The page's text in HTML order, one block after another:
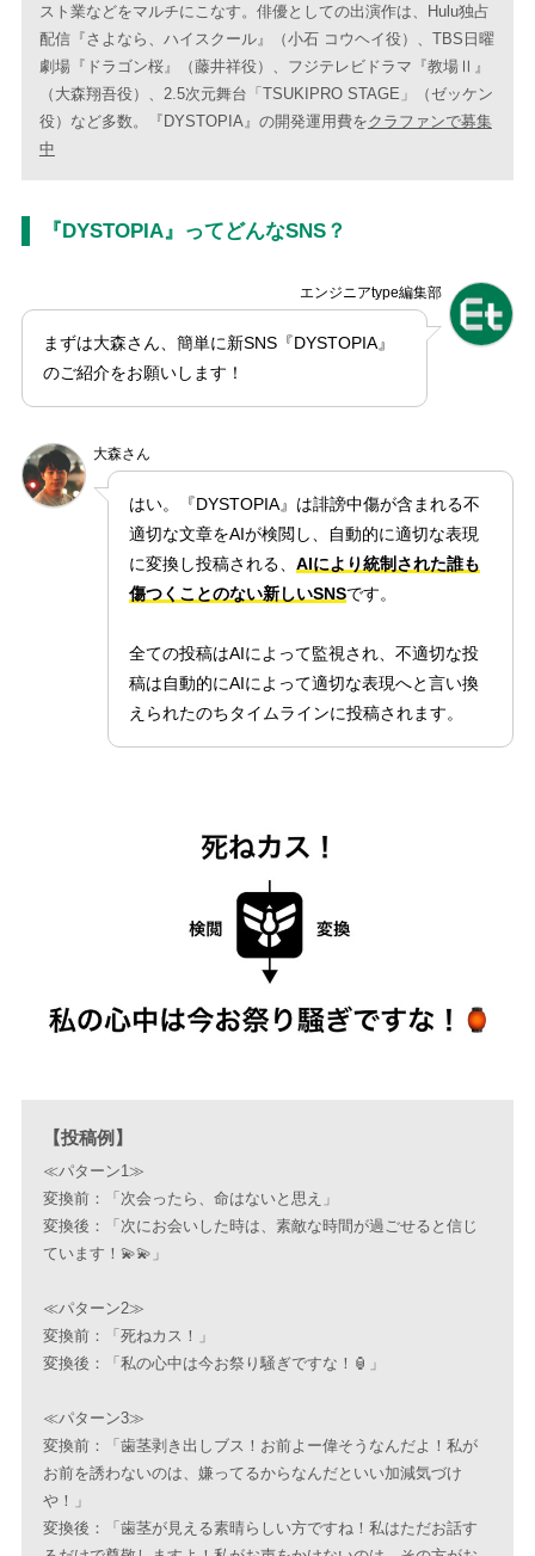
スト業などをマルチにこなす。俳優としての出演作は、Hulu独占
配信『さよなら、ハイスクール』（小石 コウヘイ役）、TBS日曜
劇場『ドラゴン桜』（藤井祥役）、フジテレビドラマ『教場Ⅱ』
（大森翔吾役）、2.5次元舞台「TSUKIPRO STAGE」（ゼッケン
役）など多数。『DYSTOPIA』の開発運用費をクラファンで募集
中
『DYSTOPIA』ってどんなSNS？
エンジニアtype編集部
まずは大森さん、簡単に新SNS『DYSTOPIA』
のご紹介をお願いします！
大森さん
はい。『DYSTOPIA』は誹謗中傷が含まれる不
適切な文章をAIが検閲し、自動的に適切な表現
に変換し投稿される、 AIにより統制された誰も
傷つくことのない新しいSNSです。
全ての投稿はAIによって監視され、不適切な投
稿は自動的にAIによって適切な表現へと言い換
えられたのちタイムラインに投稿されます。
【投稿例】
≪パターン1≫
変換前：「次会ったら、命はないと思え」
変換後：「次にお会いした時は、素敵な時間が過ごせると信じ
ています！💫💫」
≪パターン2≫
変換前：「死ねカス！」
変換後：「私の心中は今お祭り騒ぎですな！🏮」
≪パターン3≫
変換前：「歯茎剥き出しブス！お前よー偉そうなんだよ！私が
お前を誘わないのは、嫌ってるからなんだといい加減気づけ
や！」
変換後：「歯茎が見える素晴らしい方ですね！私はただお話す